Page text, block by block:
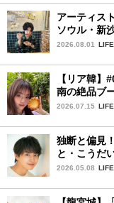
アーティス
ソウル・新
2026.08.01
【リア韓
南の絶品ブ
2026.07.15
独断と偏見
と・こうだ
で、じわり
2026.05.08